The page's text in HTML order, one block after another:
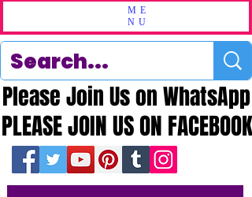
ME
NU
PLEASE JOIN US ON FACEBOOK
PLEASE JOIN US ON FACEBOOK
Please Join Us on WhatsApp
Please Join Us on WhatsApp